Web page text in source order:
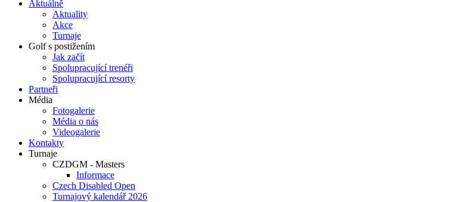
Aktuálně
Aktuality
Akce
Turnaje
Golf s postižením
Jak začít
Spolupracující trenéři
Spolupracující resorty
Partneři
Média
Fotogalerie
Média o nás
Videogalerie
Kontakty
Turnaje
CZDGM - Masters
Informace
Czech Disabled Open
Turnajový kalendář 2026